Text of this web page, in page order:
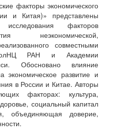
факторы экономического
и Китая)» представлены
исследования факторов
неэкономической,
совместными
РАН и Академии
Обосновано влияние
экономическое развитие и
в России и Китае. Авторы
факторах: культура,
социальный капитал
объединяющая доверие,